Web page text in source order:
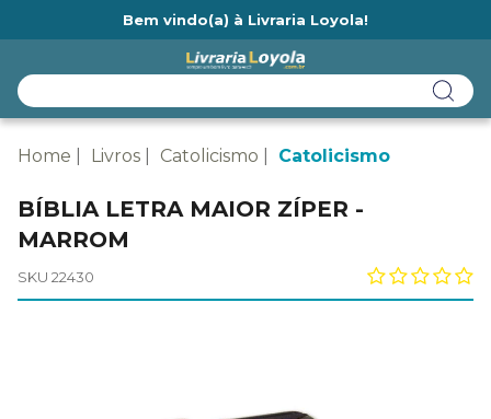
Bem vindo(a) à Livraria Loyola!
Home Livros Catolicismo Catolicismo
BÍBLIA LETRA MAIOR ZÍPER -
MARROM
SKU 22430